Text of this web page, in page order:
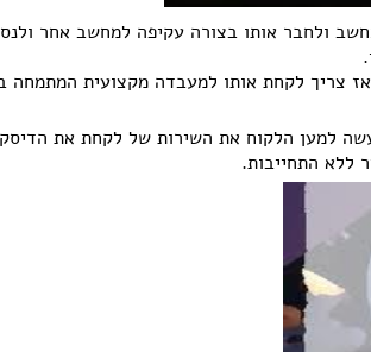
ולחבר אותו בצורה עקיפה למחשב אחר
צריך לקחת אותו למעבדה מקצועית המתמחה
למען הלקוח את השירות של לקחת את הדיסק
ללא התחייבות.